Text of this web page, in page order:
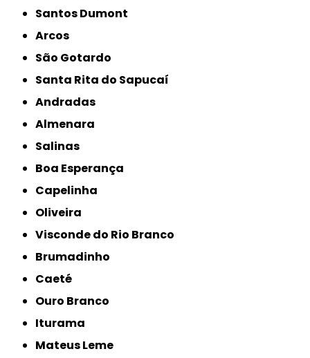
Santos Dumont
Arcos
São Gotardo
Santa Rita do Sapucaí
Andradas
Almenara
Salinas
Boa Esperança
Capelinha
Oliveira
Visconde do Rio Branco
Brumadinho
Caeté
Ouro Branco
Iturama
Mateus Leme